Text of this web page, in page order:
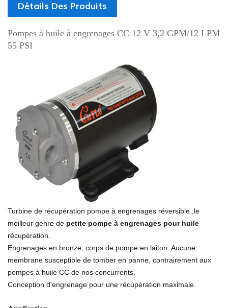
Détails Des Produits
Pompes à huile à engrenages CC 12 V 3,2 GPM/12 LPM
55 PSI
Turbine de récupération pompe à engrenages réversible ,le
meilleur genre de petite pompe à engrenages pour huile
récupération.
Engrenages en bronze, corps de pompe en laiton. Aucune
membrane susceptible de tomber en panne, contrairement aux
pompes à huile CC de nos concurrents.
Conception d'engrenage pour une récupération maximale.